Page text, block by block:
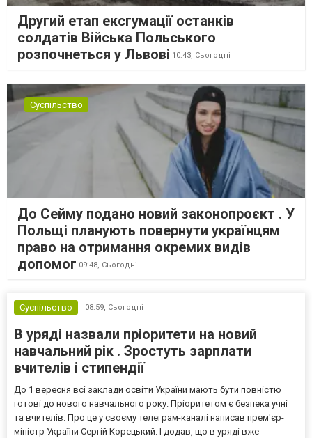
Другий етап ексгумації останків
солдатів Війська Польського
розпочнеться у Львові 10:43, Сьогодні
Суспільство
До Сейму подано новий законопроєкт . У
Польщі планують повернути українцям
право на отримання окремих видів
допомог 09:48, Сьогодні
Суспільство 08:59, Сьогодні
В уряді назвали пріоритети на новий
навчальний рік . Зростуть зарплати
вчителів і стипендії
До 1 вересня всі заклади освіти України мають бути повністю
готові до нового навчального року. Пріоритетом є безпека учні
та вчителів. Про це у своєму телеграм-каналі написав прем'єр-
міністр України Сергій Корецький. І додав, що в уряді вже